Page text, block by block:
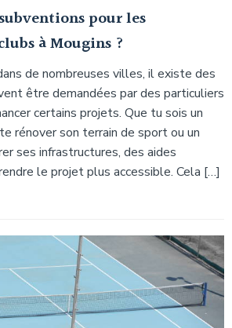
pour les
à Mougins ?
de nombreuses villes, il existe des
être demandées par des particuliers
certains projets. Que tu sois un
rénover son terrain de sport ou un
ses infrastructures, des aides
le projet plus accessible. Cela […]